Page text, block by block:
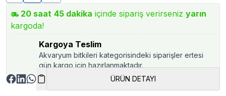
20 saat 45 dakika içinde sipariş verirseniz yarın
kargoda!
Kargoya Teslim
Akvaryum bitkileri kategorisindeki siparişler ertesi
gün kargo için hazırlanmaktadır.
ÜRÜN DETAYI